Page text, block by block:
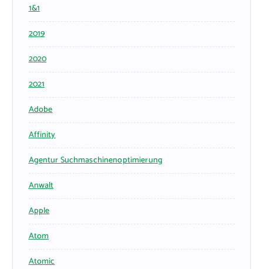
1&1
2019
2020
2021
Adobe
Affinity
Agentur Suchmaschinenoptimierung
Anwalt
Apple
Atom
Atomic